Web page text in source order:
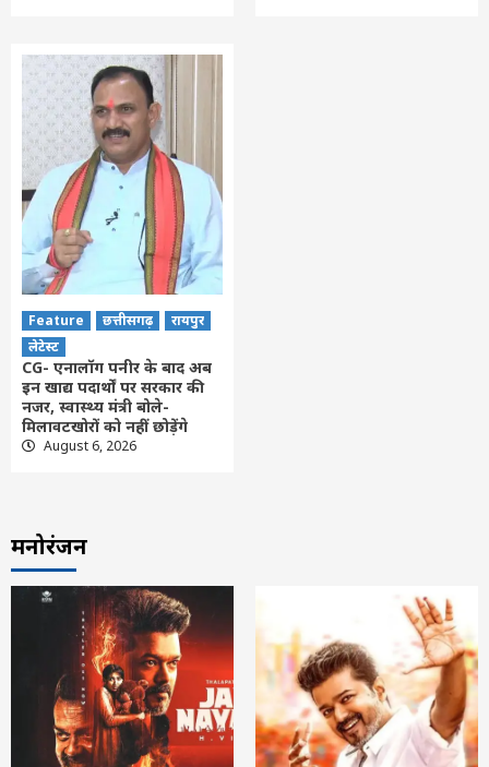
Feature छत्तीसगढ़
रायपुर
लेटेस्ट
CG- एनालॉग पनीर के बाद अब
इन खाद्य पदार्थों पर सरकार की
नजर, स्वास्थ्य मंत्री बोले-
मिलावटखोरों को नहीं छोड़ेंगे
August 6, 2026
मनोरंजन